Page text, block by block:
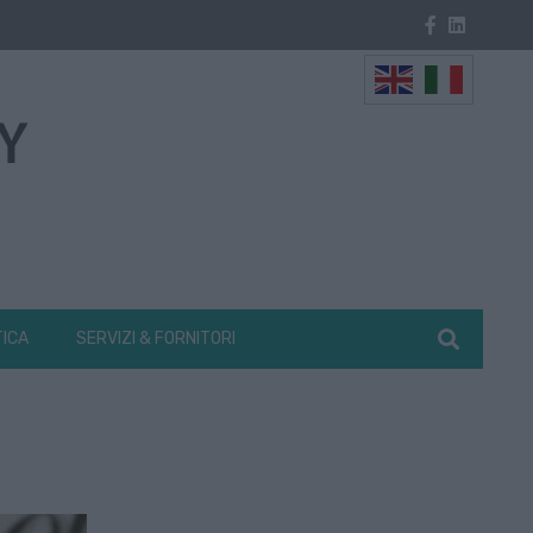
SERVIZI & FORNITORI